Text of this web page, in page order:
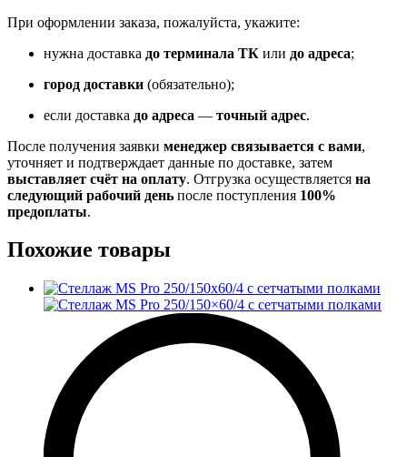
При оформлении заказа, пожалуйста, укажите:
нужна доставка до терминала ТК или до адреса;
город доставки (обязательно);
если доставка до адреса — точный адрес.
После получения заявки менеджер связывается с вами,
уточняет и подтверждает данные по доставке, затем
выставляет счёт на оплату. Отгрузка осуществляется на
следующий рабочий день после поступления 100%
предоплаты.
Похожие товары